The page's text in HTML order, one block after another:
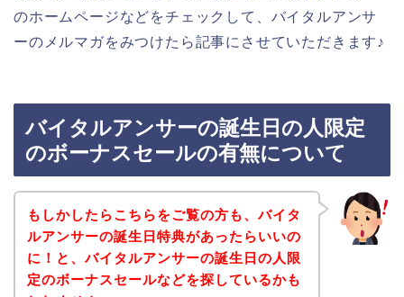
のホームページなどをチェックして、バイタルアンサ
ーのメルマガをみつけたら記事にさせていただきます♪
バイタルアンサーの誕生日の人限定
のボーナスセールの有無について
もしかしたらこちらをご覧の方も、バイタ
ルアンサーの誕生日特典があったらいいの
に！と、バイタルアンサーの誕生日の人限
定のボーナスセールなどを探しているかも